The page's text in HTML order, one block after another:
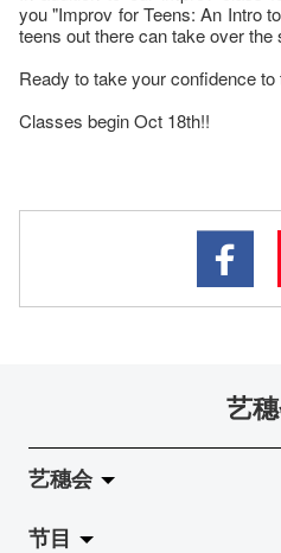
you "Improv for Teens: An Intro
teens out there can take over the
Ready to take your confidence
Classes begin Oct 18th!!
艺
艺穗会
关于艺穗会
节目